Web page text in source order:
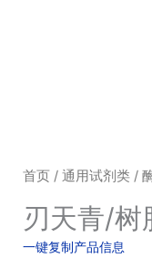
首页/ 通用试剂类/
刃天青/树
一键复制产品信息